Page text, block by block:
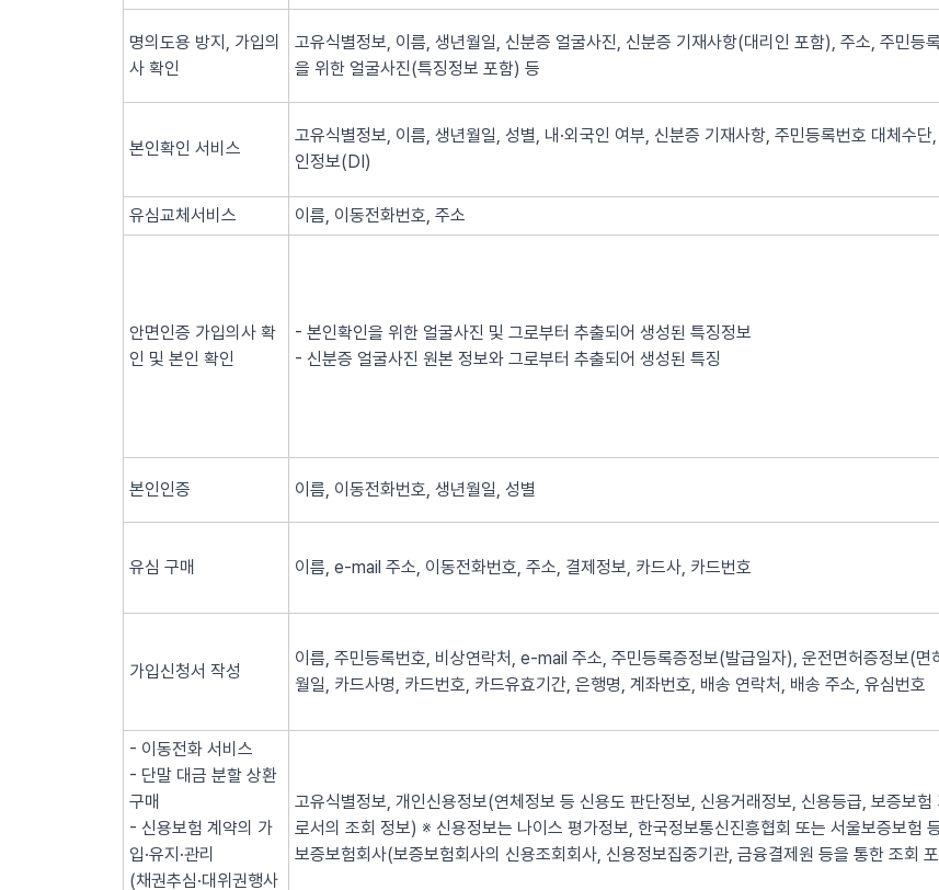
명의도용 방지, 가입의
사 확인
고유식별정보, 이름, 생년월일, 신분증 얼굴사진, 신분증 기재사항(대리인 포함), 주소, 주민등
을 위한 얼굴사진(특징정보 포함) 등
본인확인 서비스
고유식별정보, 이름, 생년월일, 성별, 내·외국인 여부, 신분증 기재사항, 주민등록번호 대체수
인정보(DI)
유심교체서비스 이름, 이동전화번호, 주소
안면인증 가입의사 확
인 및 본인 확인
- 본인확인을 위한 얼굴사진 및 그로부터 추출되어 생성된 특징정보
- 신분증 얼굴사진 원본 정보와 그로부터 추출되어 생성된 특징
본인인증 이름, 이동전화번호, 생년월일, 성별
유심 구매 이름, e-mail 주소, 이동전화번호, 주소, 결제정보, 카드사, 카드번호
가입신청서 작성
이름, 주민등록번호, 비상연락처, e-mail 주소, 주민등록증정보(발급일자), 운전면허증정보(면
월일, 카드사명, 카드번호, 카드유효기간, 은행명, 계좌번호, 배송 연락처, 배송 주소, 유심번호
- 이동전화 서비스
- 단말 대금 분할 상환
구매
- 신용보험 계약의 가
입·유지·관리
(채권추심·대위권행사
고유식별정보, 개인신용정보(연체정보 등 신용도 판단정보, 신용거래정보, 신용등급, 보증보험
로서의 조회 정보) ※ 신용정보는 나이스 평가정보, 한국정보통신진흥협회 또는 서울보증보험
보증보험회사(보증보험회사의 신용조회회사, 신용정보집중기관, 금융결제원 등을 통한 조회